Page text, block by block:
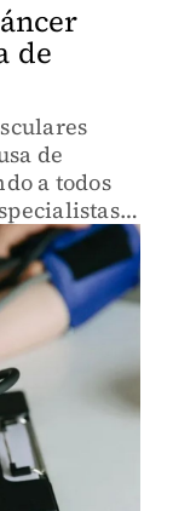
de
de
a todos